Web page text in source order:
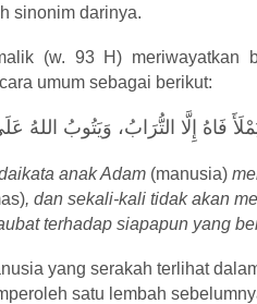
sinonim darinya.
(w. 93 H) meriwayatkan
umum sebagai berikut:
فَاهُ إِلَّا التُّرَابُ، وَيَتُوبُ اللهُ
anak Adam (manusia)
, dan sekali-kali tidak akan
terhadap siapapun yang
yang serakah terlihat
satu lembah